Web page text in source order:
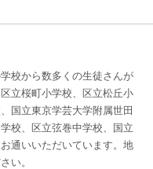
校から数多くの生徒さんが
立桜町小学校、区立松丘小
国立東京学芸大学附属世田
校、区立弦巻中学校、国立
通いいただいています。地
い。